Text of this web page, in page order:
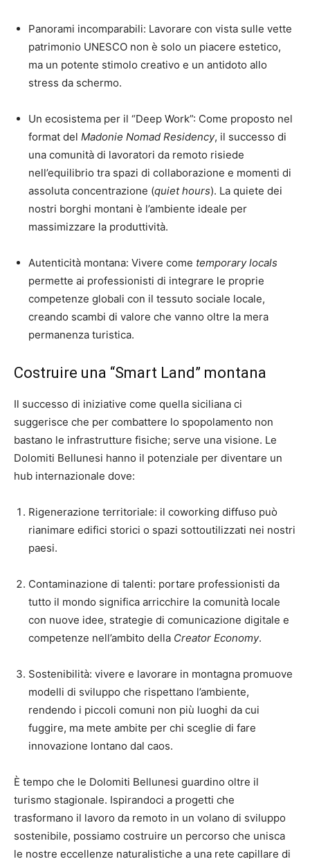
Panorami incomparabili: Lavorare con vista sulle vette
patrimonio UNESCO non è solo un piacere estetico,
ma un potente stimolo creativo e un antidoto allo
stress da schermo.
Un ecosistema per il “Deep Work”: Come proposto nel
format del Madonie Nomad Residency, il successo di
una comunità di lavoratori da remoto risiede
nell’equilibrio tra spazi di collaborazione e momenti di
assoluta concentrazione (quiet hours). La quiete dei
nostri borghi montani è l’ambiente ideale per
massimizzare la produttività.
Autenticità montana: Vivere come temporary locals
permette ai professionisti di integrare le proprie
competenze globali con il tessuto sociale locale,
creando scambi di valore che vanno oltre la mera
permanenza turistica.
Costruire una “Smart Land” montana
Il successo di iniziative come quella siciliana ci
suggerisce che per combattere lo spopolamento non
bastano le infrastrutture fisiche; serve una visione. Le
Dolomiti Bellunesi hanno il potenziale per diventare un
hub internazionale dove:
Rigenerazione territoriale: il coworking diffuso può
rianimare edifici storici o spazi sottoutilizzati nei nostri
paesi.
Contaminazione di talenti: portare professionisti da
tutto il mondo significa arricchire la comunità locale
con nuove idee, strategie di comunicazione digitale e
competenze nell’ambito della Creator Economy.
Sostenibilità: vivere e lavorare in montagna promuove
modelli di sviluppo che rispettano l’ambiente,
rendendo i piccoli comuni non più luoghi da cui
fuggire, ma mete ambite per chi sceglie di fare
innovazione lontano dal caos.
È tempo che le Dolomiti Bellunesi guardino oltre il
turismo stagionale. Ispirandoci a progetti che
trasformano il lavoro da remoto in un volano di sviluppo
sostenibile, possiamo costruire un percorso che unisca
le nostre eccellenze naturalistiche a una rete capillare di